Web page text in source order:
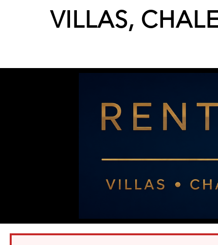
VILLAS,